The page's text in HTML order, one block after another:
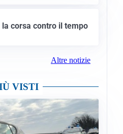
corsa contro il tempo
Altre notizie
VISTI